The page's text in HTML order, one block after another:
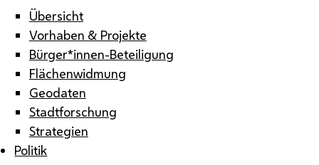
Übersicht
Vorhaben & Projekte
Bürger*innen-Beteiligung
Flächenwidmung
Geodaten
Stadtforschung
Strategien
Politik